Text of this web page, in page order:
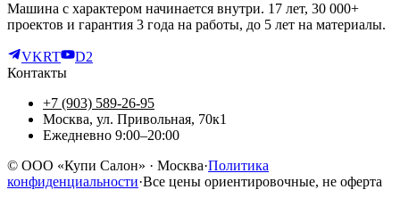
Машина с характером начинается внутри. 17 лет, 30 000+
проектов и гарантия 3 года на работы, до 5 лет на материалы.
VKRT
D2
Контакты
+7 (903) 589-26-95
Москва, ул. Привольная, 70к1
Ежедневно 9:00–20:00
© ООО «Купи Салон» · Москва·Политика
конфиденциальности·Все цены ориентировочные, не оферта